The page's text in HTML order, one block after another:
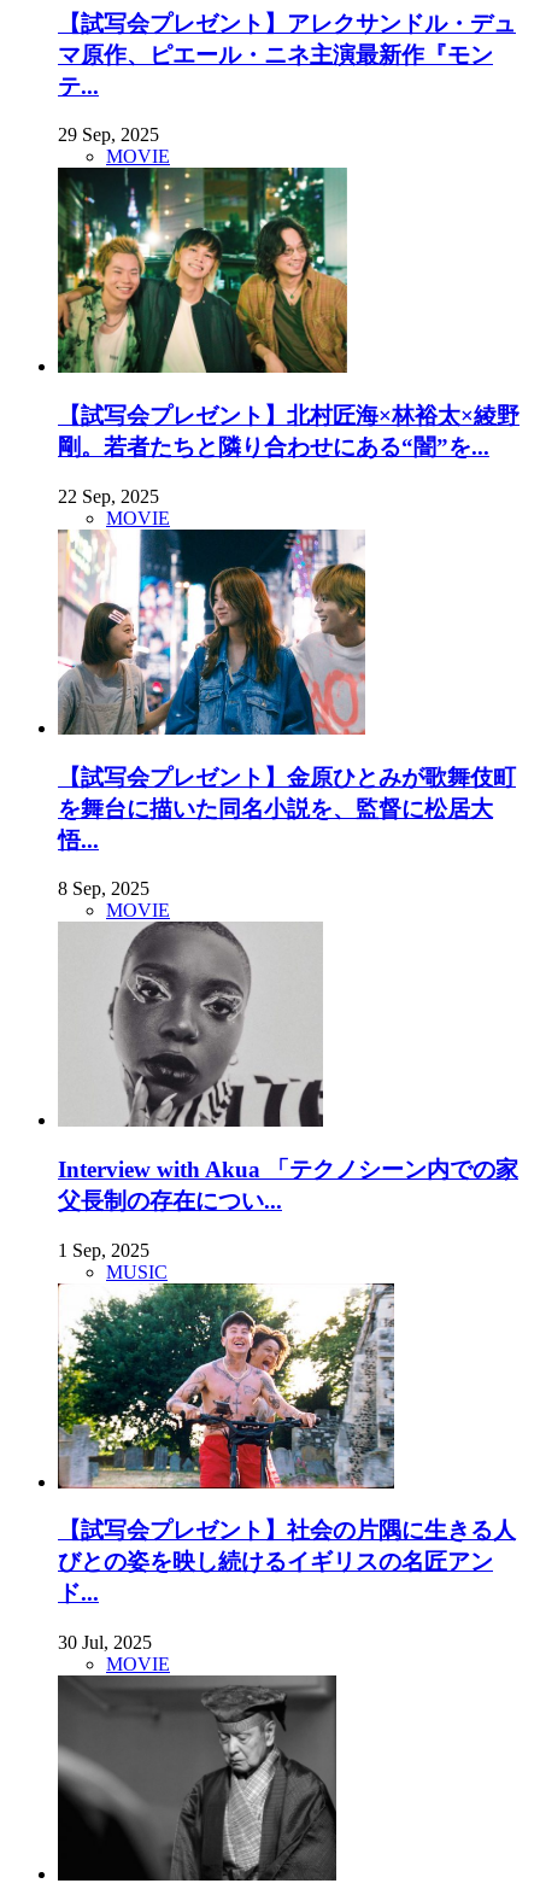
【試写会プレゼント】アレクサンドル・デュ
マ原作、ピエール・ニネ主演最新作『モン
テ...
29 Sep, 2025
MOVIE
【試写会プレゼント】北村匠海×林裕太×綾野
剛。若者たちと隣り合わせにある“闇”を...
22 Sep, 2025
MOVIE
【試写会プレゼント】金原ひとみが歌舞伎町
を舞台に描いた同名小説を、監督に松居大
悟...
8 Sep, 2025
MOVIE
Interview with Akua 「テクノシーン内での家
父長制の存在につい...
1 Sep, 2025
MUSIC
【試写会プレゼント】社会の片隅に生きる人
びとの姿を映し続けるイギリスの名匠アン
ド...
30 Jul, 2025
MOVIE